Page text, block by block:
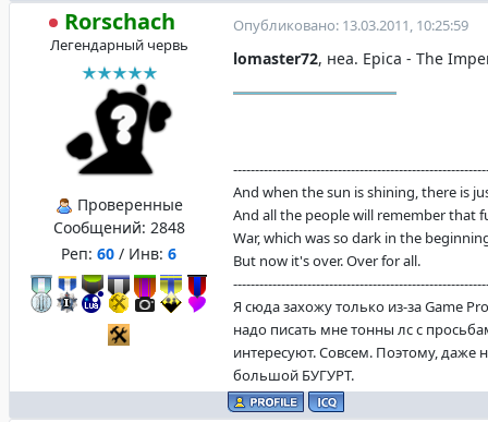
Rorschach
Легендарный червь
Проверенные
Сообщений: 2848
Реп: 60 / Инв: 6
Опубликовано: 13.03.2011, 10:25:59
lomaster72, неа. Epica - The
And when the sun is shining, there is
And all the people will remember that
War, which was so dark in the
But now it's over. Over for all.
Я сюда захожу только из-за Game
надо писать мне тонны лс с
интересуют. Совсем. Поэтому, даже
большой БУГУРТ.